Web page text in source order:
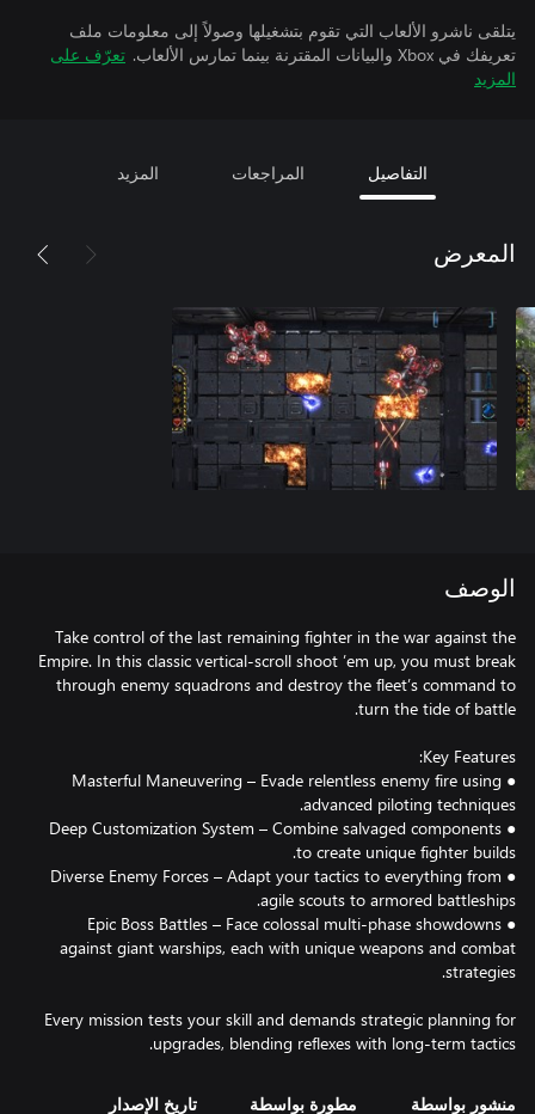
يتلقى ناشرو الألعاب التي تقوم بتشغيلها وصولاً إلى معلومات ملف
تعريفك في Xbox والبيانات المقترنة بينما تمارس الألعاب.
تعرّف على
المزيد
التفاصيل المراجعات المزيد
المعرض
الوصف
Take control of the last remaining fighter in the war against the
Empire. In this classic vertical-scroll shoot ’em up, you must break
through enemy squadrons and destroy the fleet’s command to
● Masterful Maneuvering – Evade relentless enemy fire using
● Deep Customization System – Combine salvaged components
● Diverse Enemy Forces – Adapt your tactics to everything from
● Epic Boss Battles – Face colossal multi-phase showdowns
against giant warships, each with unique weapons and combat
Every mission tests your skill and demands strategic planning for
upgrades, blending reflexes with long-term tactics.
منشور بواسطة مطورة بواسطة تاريخ الإصدار